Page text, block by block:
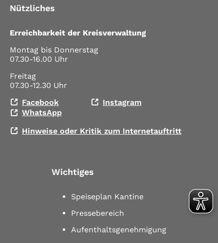
Nützliches
Erreichbarkeit der Kreisverwaltung
Montag bis Donnerstag
07.30-16.00 Uhr
Freitag
07.30-12.30 Uhr
Facebook
Instagram
WhatsApp
Hinweise oder Kritik zum Internetauftritt
Wichtiges
Speiseplan Kantine
Pressebereich
Aufenthaltsgenehmigung